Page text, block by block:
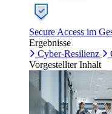
Secure Access im
Ergebnisse
Cyber-Resilienz
Vorgestellter Inhalt